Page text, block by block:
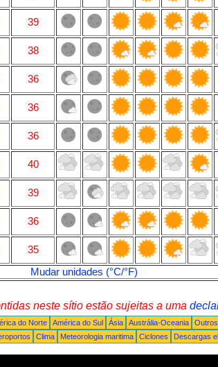
39
38
36
36
36
40
39
36
35
Mudar unidades (°C/°F)
neste sítio estão sujeitas a uma
do Norte América do Sul Ásia Austrália-Oceania
Outros
Clima Meteorologia maritima Ciclones Descargas